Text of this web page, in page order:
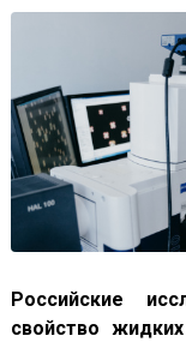
Российские
свойство